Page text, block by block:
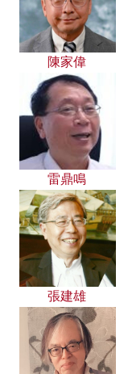
陳家偉
雷鼎鳴
張建雄